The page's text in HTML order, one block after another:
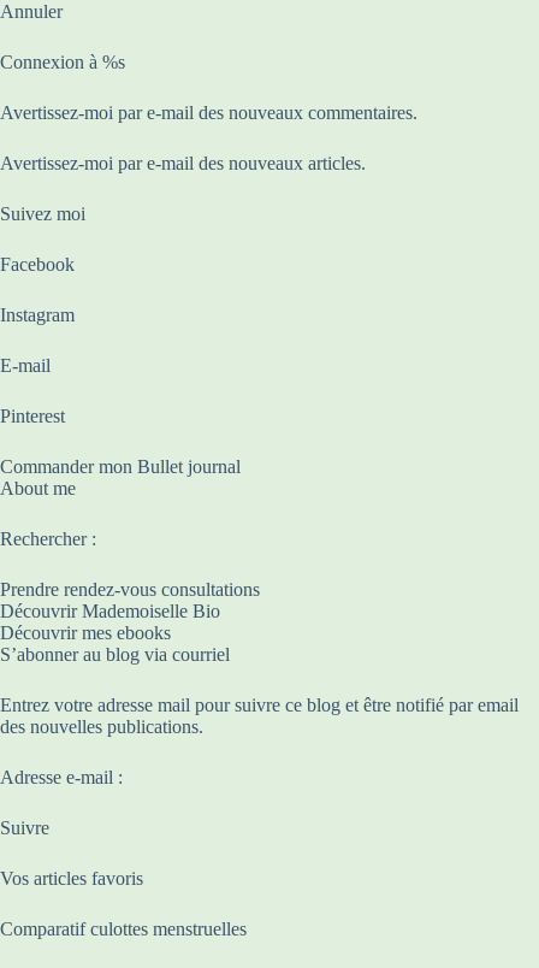
Annuler
Connexion à %s
Avertissez-moi par e-mail des nouveaux commentaires.
Avertissez-moi par e-mail des nouveaux articles.
Suivez moi
Facebook
Instagram
E-mail
Pinterest
Commander mon Bullet journal
About me
Rechercher :
Prendre rendez-vous consultations
Découvrir Mademoiselle Bio
Découvrir mes ebooks
S’abonner au blog via courriel
Entrez votre adresse mail pour suivre ce blog et être notifié par email
des nouvelles publications.
Adresse e-mail :
Suivre
Vos articles favoris
Comparatif culottes menstruelles